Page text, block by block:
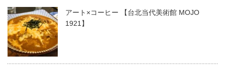
アート×コーヒー 【台北当代美術館 MOJO
1921】